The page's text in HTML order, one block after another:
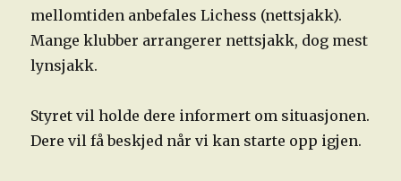
mellomtiden anbefales Lichess (nettsjakk).
Mange klubber arrangerer nettsjakk, dog mest
lynsjakk.
Styret vil holde dere informert om situasjonen.
Dere vil få beskjed når vi kan starte opp igjen.